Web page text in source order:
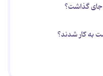
به کار شدند؟